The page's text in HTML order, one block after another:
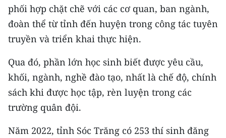
Media Thể thao
Media Giáo dục
Media Y tế
Media Khoa học - Công nghệ
Media Môi trường
phối hợp chặt chẽ với các cơ quan, ban ngành,
đoàn thể từ tỉnh đến huyện trong công tác tuyên
truyền và triển khai thực hiện.
Qua đó, phần lớn học sinh biết được yêu cầu,
khối, ngành, nghề đào tạo, nhất là chế độ, chính
sách khi được học tập, rèn luyện trong các
trường quân đội.
Năm 2022, tỉnh Sóc Trăng có 253 thí sinh đăng